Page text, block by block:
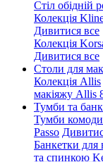
Стіл
Колекція
Дивитися все
Колекція
Дивитися все
Столи для
Колекція Allis
макіяжу Allis
Тумби та
Тумби комоди
Passo
Банкетки для
та спинкою